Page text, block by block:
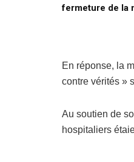
fermeture de la
En réponse, la
contre vérités »
Au soutien de
hospitaliers